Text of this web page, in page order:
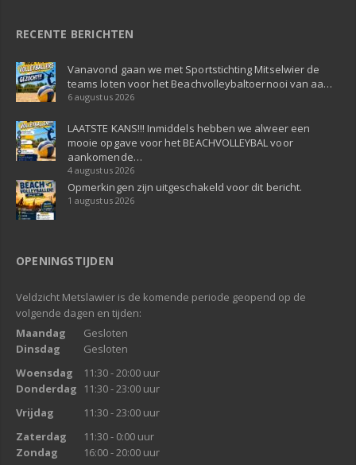
RECENTE BERICHTEN
Vanavond gaan we met Sportstichting Mitselwier de
teams loten voor het Beachvolleybaltoernooi van aa…
6 augustus 2026
LAATSTE KANS!!! Inmiddels hebben we alweer een
mooie opgave voor het BEACHVOLLEYBAL voor
aankomende…
4 augustus 2026
Opmerkingen zijn uitgeschakeld voor dit bericht.
1 augustus 2026
OPENINGSTIJDEN
Veldzicht Metslawier is de komende periode geopend op de
volgende dagen en tijden:
Maandag
Gesloten
Dinsdag
Gesloten
Woensdag
11:30 - 20:00 uur
Donderdag
11:30 - 23:00 uur
Vrijdag
11:30 - 23:00 uur
Zaterdag
11:30 - 0:00 uur
Zondag
16:00 - 20:00 uur